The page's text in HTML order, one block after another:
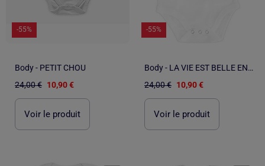
-55%
Body - PETIT CHOU
24,00 € 10,90 €
Voir le produit
-55%
Body - LA VIE EST BELLE EN FAMILLE
24,00 € 10,90 €
Voir le produit